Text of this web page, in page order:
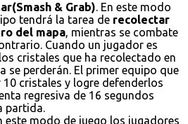
& Grab). En este modo
tendrá la tarea de recolectar
del mapa, mientras se combate
Cuando un jugador es
cristales que ha recolectado en
se perderán. El primer equipo que
cristales y logre defenderlos
regresiva de 16 segundos
partida.
este modo de juego los jugadores